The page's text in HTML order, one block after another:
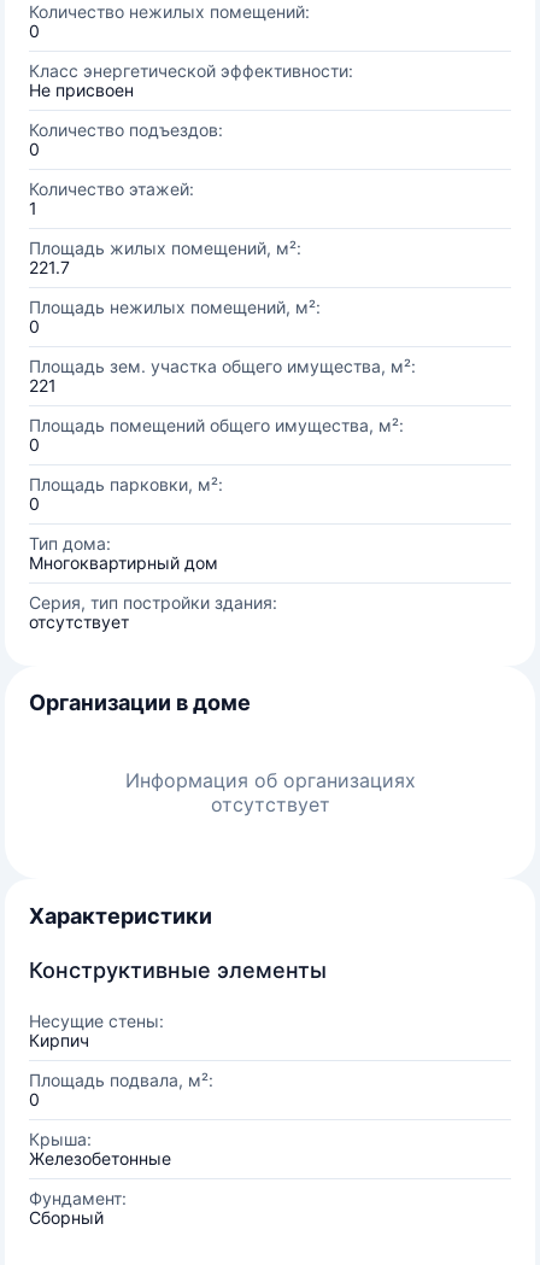
Количество нежилых помещений:
0
Класс энергетической эффективности:
Не присвоен
Количество подъездов:
0
Количество этажей:
1
Площадь жилых помещений, м²:
221.7
Площадь нежилых помещений, м²:
0
Площадь зем. участка общего имущества, м²:
221
Площадь помещений общего имущества, м²:
0
Площадь парковки, м²:
0
Тип дома:
Многоквартирный дом
Серия, тип постройки здания:
отсутствует
Организации в доме
Информация об организациях
отсутствует
Характеристики
Конструктивные элементы
Несущие стены:
Кирпич
Площадь подвала, м²:
0
Крыша:
Железобетонные
Фундамент:
Сборный